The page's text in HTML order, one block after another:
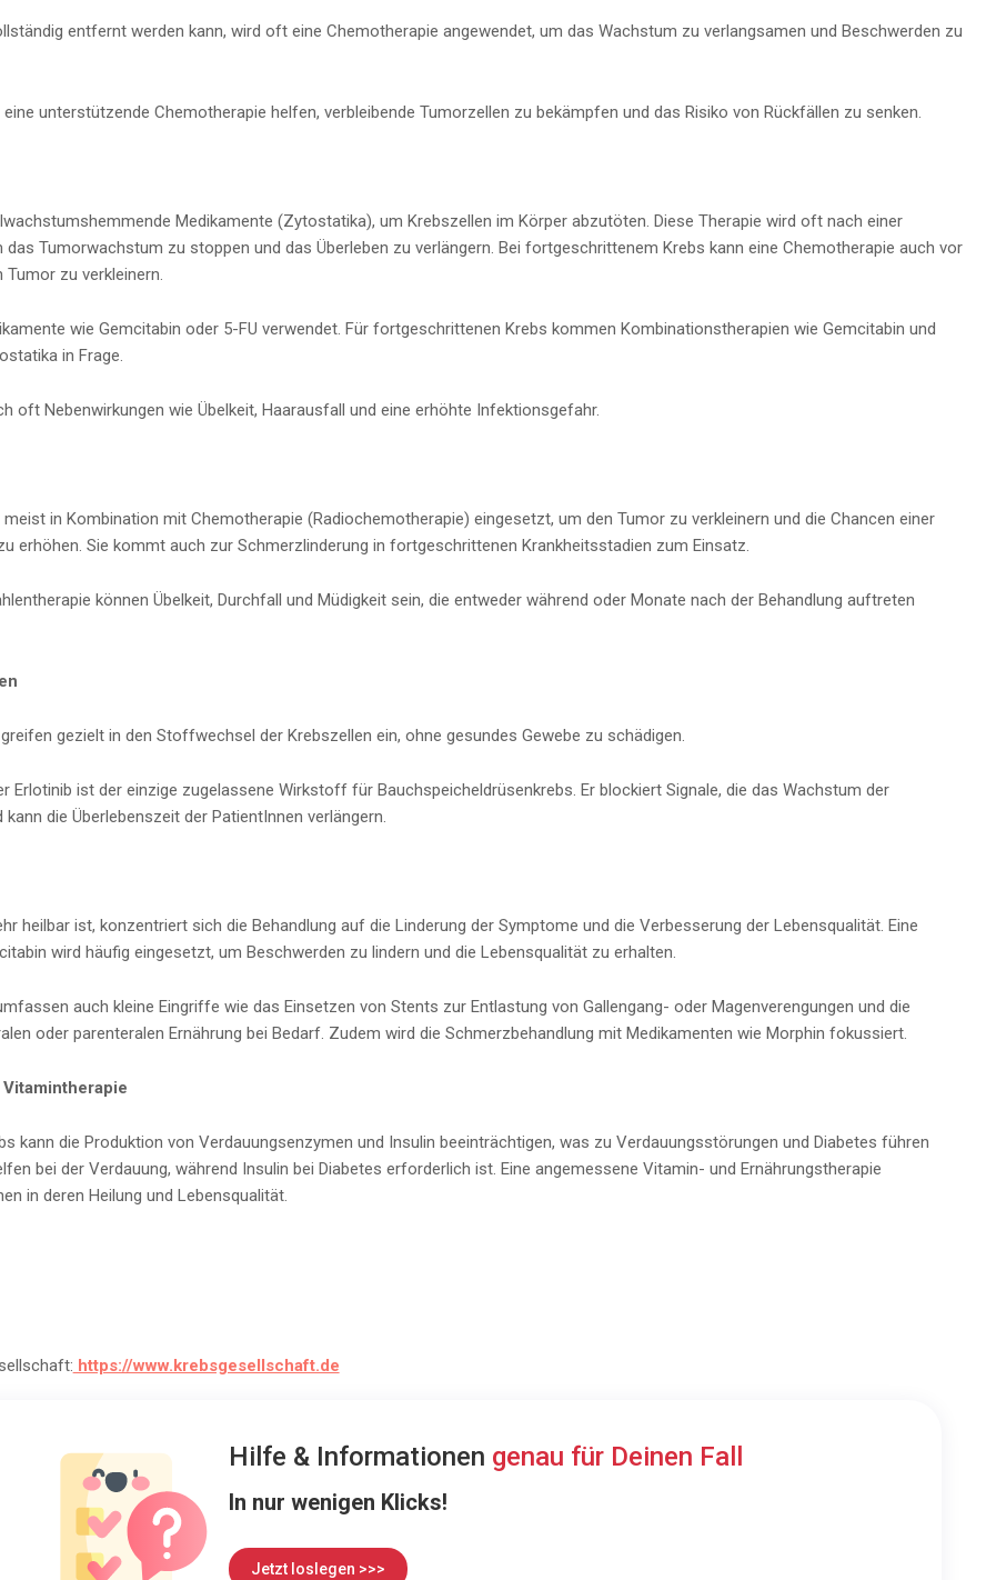
entfernt werden kann, wird oft eine Chemotherapie angewendet, um das Wachstum zu verlangsamen und Beschwerden zu
unterstützende Chemotherapie helfen, verbleibende Tumorzellen zu bekämpfen und das Risiko von Rückfällen zu senken.
Medikamente (Zytostatika), um Krebszellen im Körper abzutöten. Diese Therapie wird oft nach einer
das Tumorwachstum zu stoppen und das Überleben zu verlängern. Bei fortgeschrittenem Krebs kann eine Chemotherapie auch vor
Tumor zu verkleinern.
wie Gemcitabin oder 5-FU verwendet. Für fortgeschrittenen Krebs kommen Kombinationstherapien wie Gemcitabin und
in Frage.
oft Nebenwirkungen wie Übelkeit, Haarausfall und eine erhöhte Infektionsgefahr.
in Kombination mit Chemotherapie (Radiochemotherapie) eingesetzt, um den Tumor zu verkleinern und die Chancen einer
erhöhen. Sie kommt auch zur Schmerzlinderung in fortgeschrittenen Krankheitsstadien zum Einsatz.
können Übelkeit, Durchfall und Müdigkeit sein, die entweder während oder Monate nach der Behandlung auftreten
gezielt in den Stoffwechsel der Krebszellen ein, ohne gesundes Gewebe zu schädigen.
Erlotinib ist der einzige zugelassene Wirkstoff für Bauchspeicheldrüsenkrebs. Er blockiert Signale, die das Wachstum der
die Überlebenszeit der PatientInnen verlängern.
heilbar ist, konzentriert sich die Behandlung auf die Linderung der Symptome und die Verbesserung der Lebensqualität. Eine
wird häufig eingesetzt, um Beschwerden zu lindern und die Lebensqualität zu erhalten.
auch kleine Eingriffe wie das Einsetzen von Stents zur Entlastung von Gallengang- oder Magenverengungen und die
oder parenteralen Ernährung bei Bedarf. Zudem wird die Schmerzbehandlung mit Medikamenten wie Morphin fokussiert.
kann die Produktion von Verdauungsenzymen und Insulin beeinträchtigen, was zu Verdauungsstörungen und Diabetes führen
bei der Verdauung, während Insulin bei Diabetes erforderlich ist. Eine angemessene Vitamin- und Ernährungstherapie
in deren Heilung und Lebensqualität.
https://www.krebsgesellschaft.de
Hilfe & Informationen genau für Deinen Fall
In nur wenigen Klicks!
Jetzt loslegen >>>